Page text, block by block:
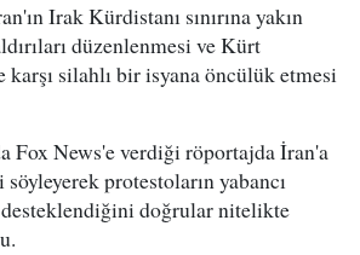
Irak Kürdistanı sınırına yakın
düzenlenmesi ve Kürt
karşı silahlı bir isyana öncülük etmesi
Fox News'e verdiği röportajda İran'a
protestoların yabancı
doğrular nitelikte